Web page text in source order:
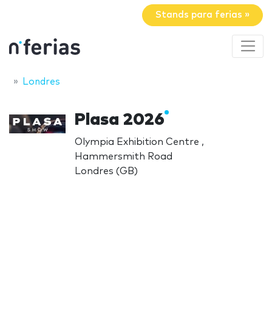
Stands para ferias »
Londres
Plasa 2026
Olympia Exhibition Centre ,
Hammersmith Road
Londres (GB)